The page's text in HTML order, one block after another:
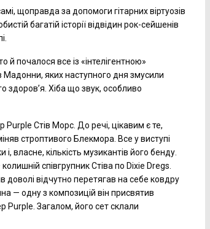
щоправда за допомоги гітарних віртуозів
багатій історії відвідин рок-сейшенів
й почалося все із «інтелігентною»
яких наступного дня змусили
здоров’я. Хіба що звук, особливо
Purple Стів Морс. До речі, цікавим є те,
строптивого Блекмора. Все у виступі
власне, кількість музикантів його бенду.
співгрупник Стіва по Dixie Dregs.
доволі відчутно перетягав на себе ковдру
— одну з композицій він присвятив
Загалом, його сет склали